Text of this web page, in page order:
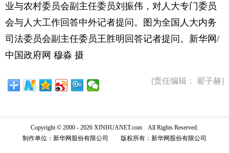
业与农村委员会副主任委员刘振伟，对人大专门委员
会与人大工作回答中外记者提问。图为全国人大内务
司法委员会副主任委员王胜明回答记者提问。新华网/
中国政府网 穆淼 摄
[责任编辑： 翟子赫]
Copyright © 2000 - 2026 XINHUANET.com All Rights Reserved.
制作单位：新华网股份有限公司 版权所有：新华网股份有限公司